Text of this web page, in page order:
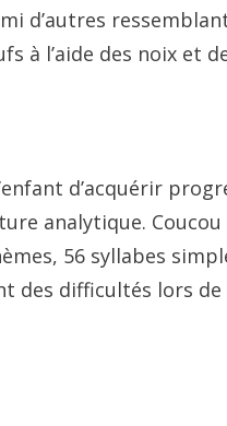
d’autres
à l’aide des noix et
d’acquérir
analytique.
56 syllabes
des difficultés lors de